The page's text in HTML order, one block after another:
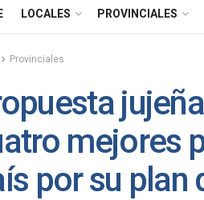
LOCALES PROVINCIALES
Provinciales
mejores
por su